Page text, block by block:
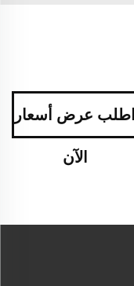
اطلب عرض أسعار
الآن